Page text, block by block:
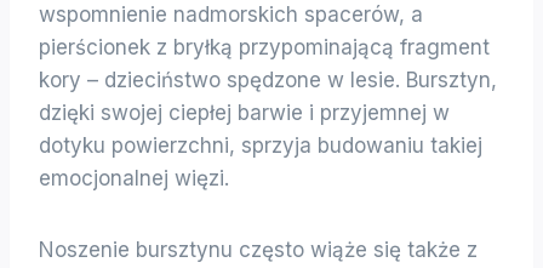
wspomnienie nadmorskich spacerów, a
pierścionek z bryłką przypominającą fragment
kory – dzieciństwo spędzone w lesie. Bursztyn,
dzięki swojej ciepłej barwie i przyjemnej w
dotyku powierzchni, sprzyja budowaniu takiej
emocjonalnej więzi.
Noszenie bursztynu często wiąże się także z